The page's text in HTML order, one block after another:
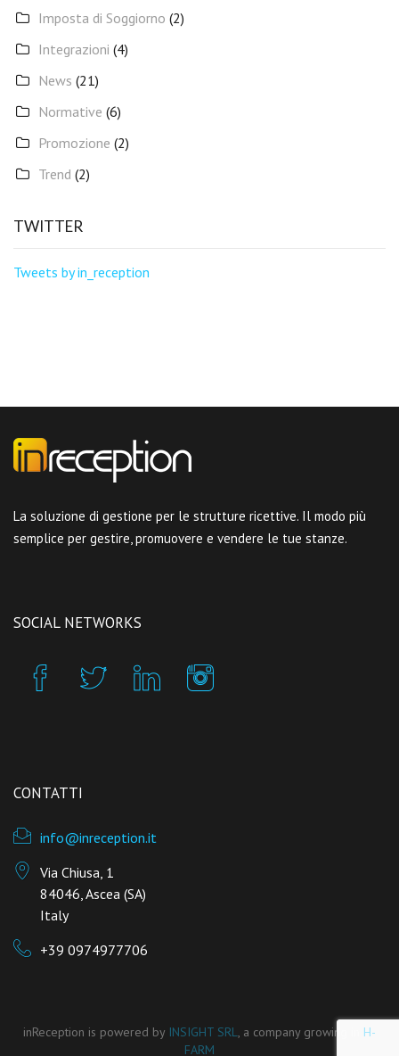
Imposta di Soggiorno (2)
Integrazioni (4)
News (21)
Normative (6)
Promozione (2)
Trend (2)
TWITTER
Tweets by in_reception
La soluzione di gestione per le strutture ricettive. Il modo più
semplice per gestire, promuovere e vendere le tue stanze.
SOCIAL NETWORKS
CONTATTI
info@inreception.it
Via Chiusa, 1
84046, Ascea (SA)
Italy
+39 0974977706
inReception is powered by INSIGHT SRL, a company growing in H-
FARM